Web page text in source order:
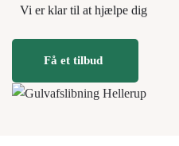
Vi er klar til at hjælpe dig
Få et tilbud